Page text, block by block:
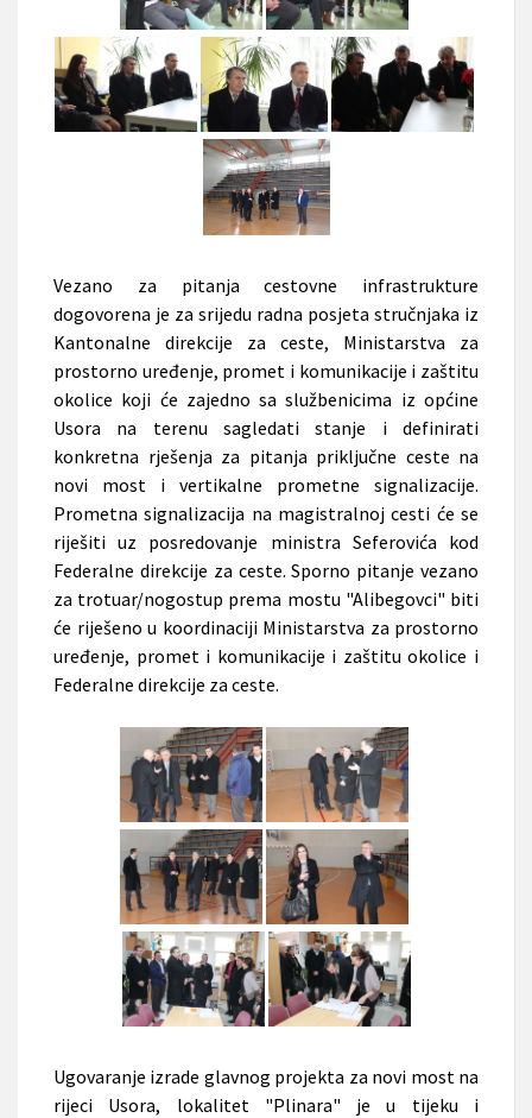
Vezano za pitanja cestovne infrastrukture
dogovorena je za srijedu radna posjeta stručnjaka iz
Kantonalne direkcije za ceste, Ministarstva za
prostorno uređenje, promet i komunikacije i zaštitu
okolice koji će zajedno sa službenicima iz općine
Usora na terenu sagledati stanje i definirati
konkretna rješenja za pitanja priključne ceste na
novi most i vertikalne prometne signalizacije.
Prometna signalizacija na magistralnoj cesti će se
riješiti uz posredovanje ministra Seferovića kod
Federalne direkcije za ceste. Sporno pitanje vezano
za trotuar/nogostup prema mostu "Alibegovci" biti
će riješeno u koordinaciji Ministarstva za prostorno
uređenje, promet i komunikacije i zaštitu okolice i
Federalne direkcije za ceste.
Ugovaranje izrade glavnog projekta za novi most na
rijeci Usora, lokalitet "Plinara" je u tijeku i